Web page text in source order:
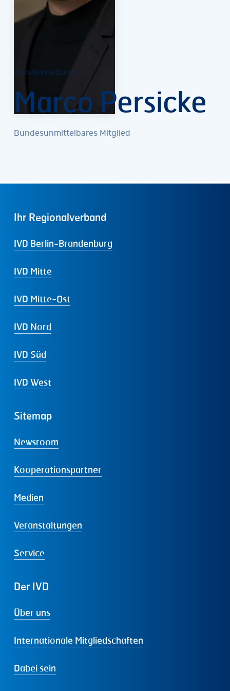
Bundesverband
Marco Persicke
Bundesunmittelbares Mitglied
Ihr Regionalverband
IVD Berlin-Brandenburg
IVD Mitte
IVD Mitte-Ost
IVD Nord
IVD Süd
IVD West
Sitemap
Newsroom
Kooperationspartner
Medien
Veranstaltungen
Service
Der IVD
Über uns
Internationale Mitgliedschaften
Dabei sein